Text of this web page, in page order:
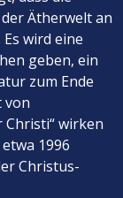
Ätherwelt an
wird eine
geben, ein
zum Ende
von
Christi“ wirken
1996
Christus-